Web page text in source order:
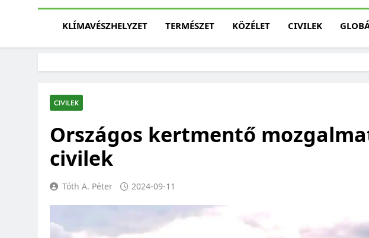
KLÍMAVÉSZHELYZET TERMÉSZET KÖZÉLET CIVILEK
CIVILEK
Országos kertmentő
civilek
Tóth A. Péter 2024-09-11